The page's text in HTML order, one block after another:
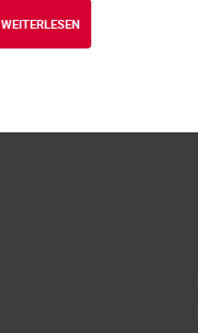
WEITERLESEN